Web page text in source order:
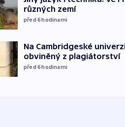
různých zemí
před 6hodinami
Na Cambridgeské
obviněný z plagiátorství
před 6hodinami